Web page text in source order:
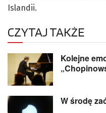
Islandii.
CZYTAJ TAKŻE
Kolejne
W środę